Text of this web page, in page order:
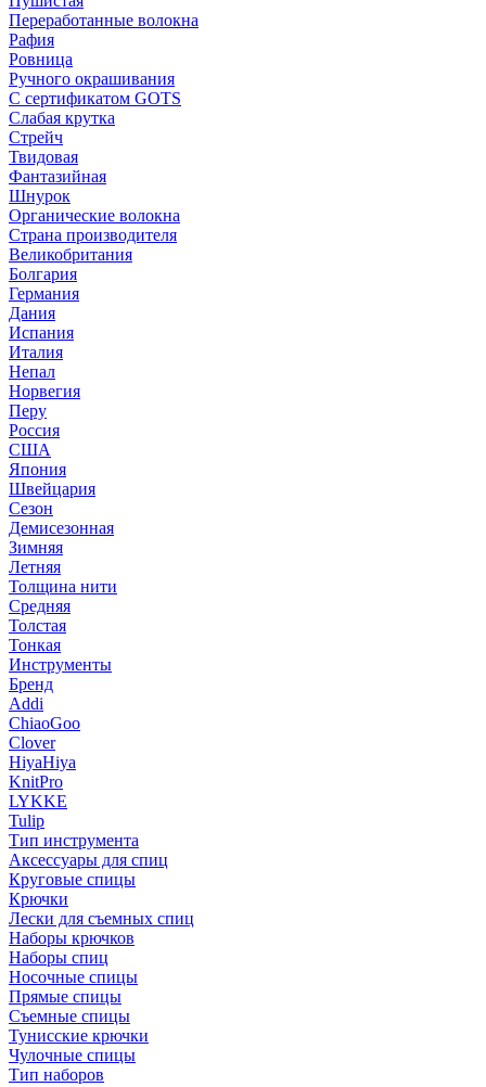
Переработанные волокна
Рафия
Ровница
Ручного окрашивания
С сертификатом GOTS
Слабая крутка
Стрейч
Твидовая
Фантазийная
Шнурок
Органические волокна
Страна производителя
Великобритания
Болгария
Германия
Дания
Испания
Италия
Непал
Норвегия
Перу
Россия
США
Япония
Швейцария
Сезон
Демисезонная
Зимняя
Летняя
Толщина нити
Средняя
Толстая
Тонкая
Инструменты
Бренд
Addi
ChiaoGoo
Clover
HiyaHiya
KnitPro
LYKKE
Tulip
Тип инструмента
Аксессуары для спиц
Круговые спицы
Крючки
Лески для съемных спиц
Наборы крючков
Наборы спиц
Носочные спицы
Прямые спицы
Съемные спицы
Тунисские крючки
Чулочные спицы
Тип наборов